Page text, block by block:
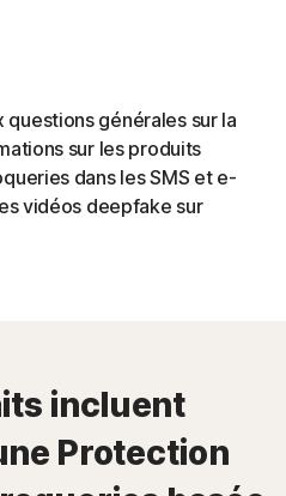
générales sur la
sur les produits
dans les SMS et e-
vidéos deepfake sur
incluent
Protection